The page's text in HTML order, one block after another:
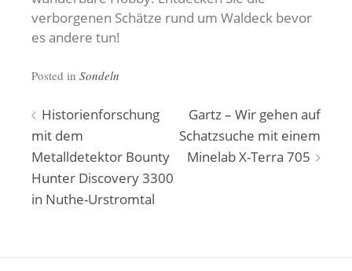
verborgenen Schätze rund um Waldeck bevor
es andere tun!
Posted in Sondeln
Beitragsnavigation
Historienforschung
mit dem
Metalldetektor Bounty
Hunter Discovery 3300
in Nuthe-Urstromtal
Gartz – Wir gehen auf
Schatzsuche mit einem
Minelab X-Terra 705